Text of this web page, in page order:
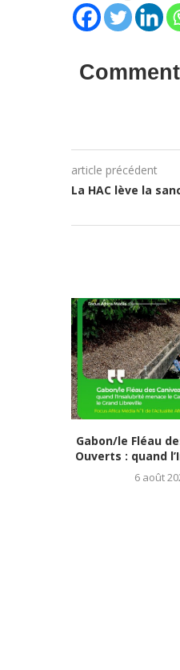
article précédent
La HAC lève la
Gabon/le Fléau
Ouverts : quand
6 août